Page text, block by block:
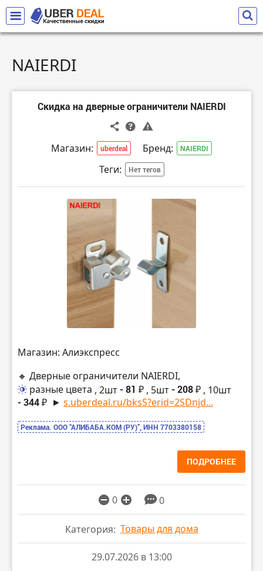
NAIERDI
Скидка на дверные ограничители NAIERDI
Магазин: uberdeal Бренд: NAIERDI
Теги: Нет тегов
Магазин: Алиэкспресс
🔸 Дверные ограничители NAIERDI,
разные цвета , 2шт- 81 ₽ , 5шт- 208 ₽ , 10шт
- 344 ₽ ► s.uberdeal.ru/bksS?erid=2SDnjd...
Реклама. ООО “АЛИБАБА.КОМ (РУ)”, ИНН 7703380158
ПОДРОБНЕЕ
0 0
Категория: Товары для дома
29.07.2026 в 13:00